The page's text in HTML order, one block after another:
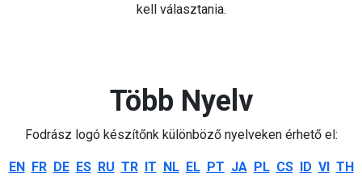
kell választania.
Több Nyelv
Fodrász logó készítőnk különböző nyelveken érhető el:
EN FR DE ES RU TR IT NL EL PT JA PL CS ID VI TH